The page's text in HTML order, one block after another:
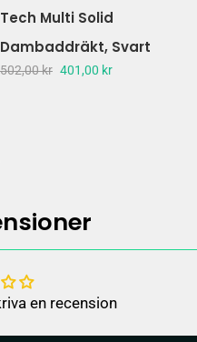
Tech Multi Solid
Dambaddräkt, Svart
502,00 kr 401,00 kr
en recension